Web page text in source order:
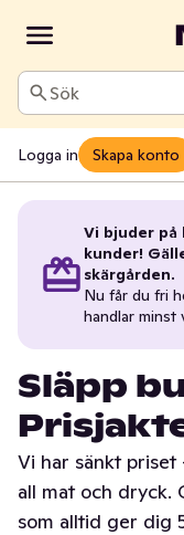
Sök
Logga in Skapa konto
Vi bjuder på
kunder!
skärgården.
Nu får du fri
handlar minst
Släpp
Vi har sänkt priset
all mat och dryck.
som alltid ger dig